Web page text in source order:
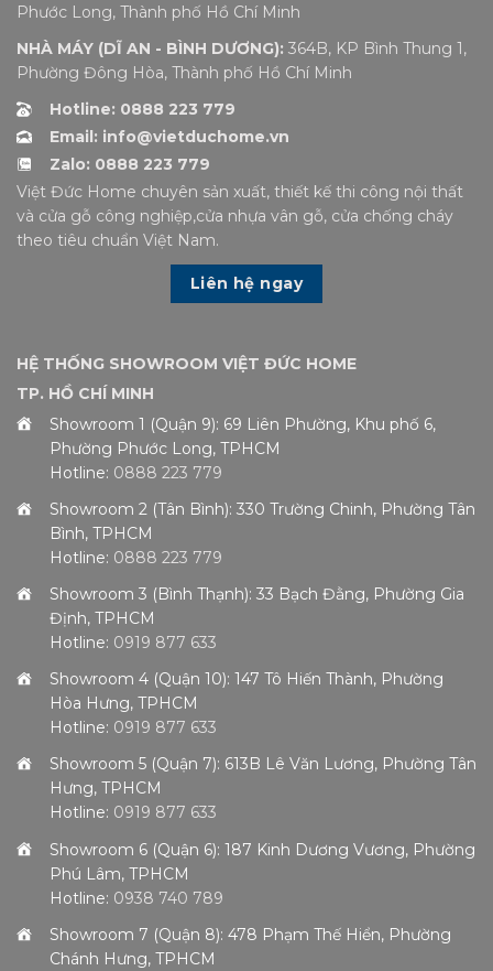
Phước Long, Thành phố Hồ Chí Minh
NHÀ MÁY (DĨ AN - BÌNH DƯƠNG): 364B, KP Bình Thung 1,
Phường Đông Hòa, Thành phố Hồ Chí Minh
Hotline: 0888 223 779
Email: info@vietduchome.vn
Zalo: 0888 223 779
Việt Đức Home chuyên sản xuất, thiết kế thi công nội thất
và cửa gỗ công nghiệp,cửa nhựa vân gỗ, cửa chống cháy
theo tiêu chuẩn Việt Nam.
Liên hệ ngay
HỆ THỐNG SHOWROOM VIỆT ĐỨC HOME
TP. HỒ CHÍ MINH
Showroom 1 (Quận 9): 69 Liên Phường, Khu phố 6,
Phường Phước Long, TPHCM
Hotline: 0888 223 779
Showroom 2 (Tân Bình): 330 Trường Chinh, Phường Tân
Bình, TPHCM
Hotline: 0888 223 779
Showroom 3 (Bình Thạnh): 33 Bạch Đằng, Phường Gia
Định, TPHCM
Hotline: 0919 877 633
Showroom 4 (Quận 10): 147 Tô Hiến Thành, Phường
Hòa Hưng, TPHCM
Hotline: 0919 877 633
Showroom 5 (Quận 7): 613B Lê Văn Lương, Phường Tân
Hưng, TPHCM
Hotline: 0919 877 633
Showroom 6 (Quận 6): 187 Kinh Dương Vương, Phường
Phú Lâm, TPHCM
Hotline: 0938 740 789
Showroom 7 (Quận 8): 478 Phạm Thế Hiển, Phường
Chánh Hưng, TPHCM